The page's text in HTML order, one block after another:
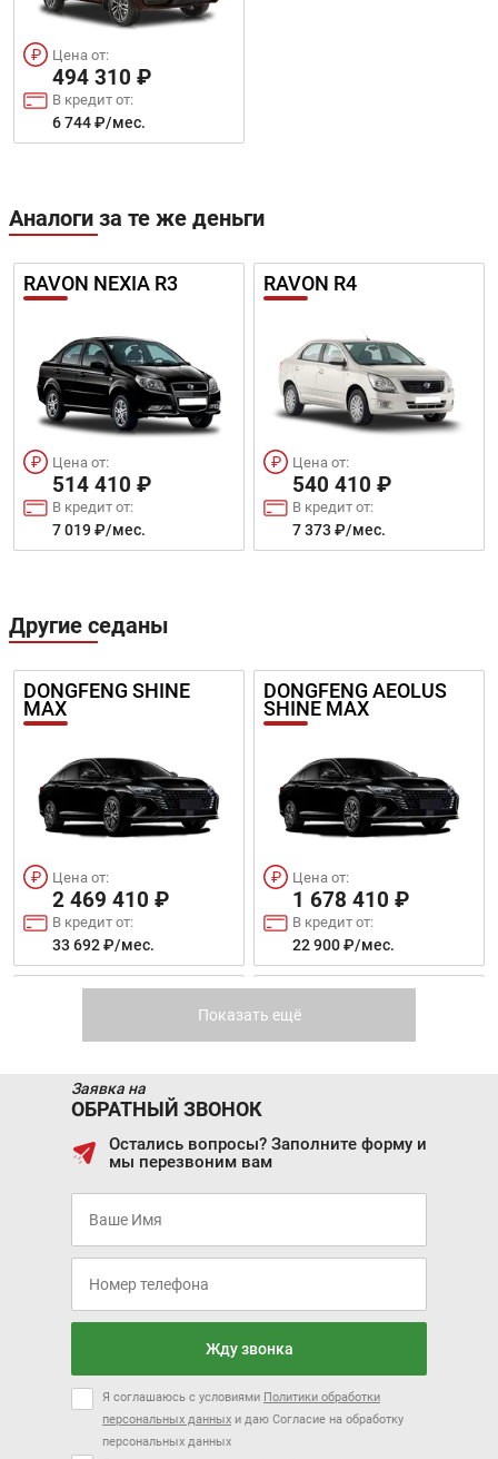
Цена от:
494 310 ₽
В кредит от:
6 744 ₽/мес.
Аналоги за те же деньги
RAVON NEXIA R3
Цена от:
514 410 ₽
В кредит от:
7 019 ₽/мес.
RAVON R4
Цена от:
540 410 ₽
В кредит от:
7 373 ₽/мес.
Другие седаны
DONGFENG SHINE
MAX
Цена от:
2 469 410 ₽
В кредит от:
33 692 ₽/мес.
DONGFENG AEOLUS
SHINE MAX
Цена от:
1 678 410 ₽
В кредит от:
22 900 ₽/мес.
DONGFENG FUKANG
Скоро в продаже
CHANGAN EADO PLUS
Цена от:
17 591 ₽/мес.
CHANGAN ALSVIN CHANGAN LAMORE
Показать ещё
Заявка на
ОБРАТНЫЙ ЗВОНОК
Остались вопросы? Заполните форму и
мы перезвоним вам
Жду звонка
Я соглашаюсь с условиями Политики обработки
персональных данных и даю Согласие на обработку
персональных данных